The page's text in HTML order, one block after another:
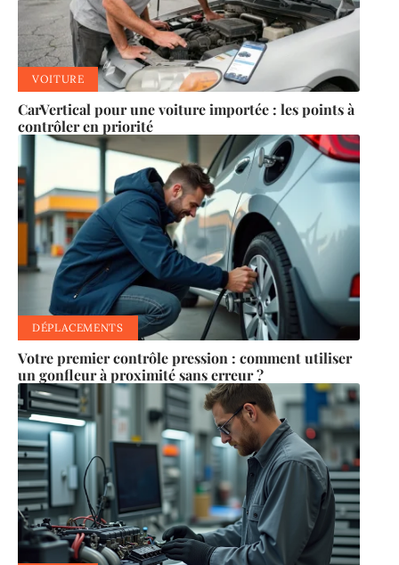
VOITURE
CarVertical pour une voiture importée : les points à
contrôler en priorité
DÉPLACEMENTS
Votre premier contrôle pression : comment utiliser
un gonfleur à proximité sans erreur ?